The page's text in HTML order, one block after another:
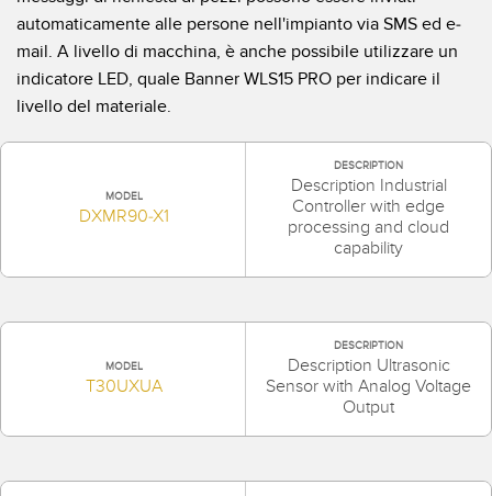
ACCESSORI
ACCESSORI
SOFTWARE
TECNOLOGIA
automaticamente alle persone nell'impianto via SMS ed e-
mail. A livello di macchina, è anche possibile utilizzare un
indicatore LED, quale Banner WLS15 PRO per indicare il
livello del materiale.
MODEL
DXMR90-X1
DESCRIPTION
Description Industrial
Controller with edge
processing and cloud
capability
MODEL
T30UXUA
DESCRIPTION
Description Ultrasonic
Sensor with Analog Voltage
Output